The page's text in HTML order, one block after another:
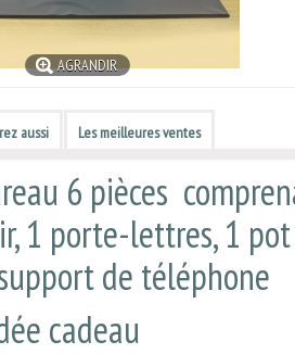
AGRANDIR
aussi Les meilleures ventes
6 pièces
1 porte-lettres, 1
de téléphone
cadeau